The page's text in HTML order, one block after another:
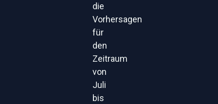
die
Vorhersagen
für
den
Zeitraum
von
Juli
bis